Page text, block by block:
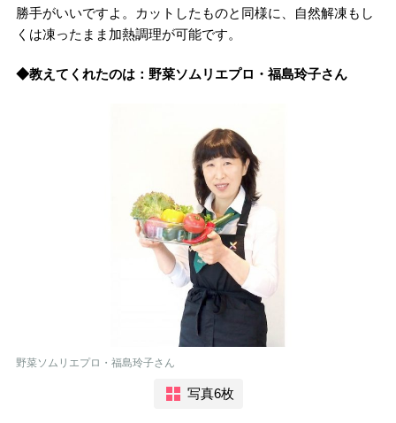
勝手がいいですよ。カットしたものと同様に、自然解凍もし
くは凍ったまま加熱調理が可能です。
◆教えてくれたのは：野菜ソムリエプロ・福島玲子さん
野菜ソムリエプロ・福島玲子さん
写真6枚